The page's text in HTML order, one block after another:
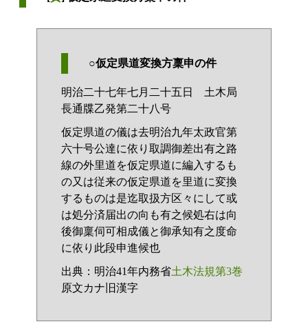
○仮定県道変換方稟申の件
明治二十七年七月二十五日 土木局
長通牒乙発第二十八号
仮定県道の儀は去明治九年太政官第
六十号公達に依り取調御差出有之路
線の外里道を仮定県道に編入するも
の又は従来の仮定県道を里道に変換
するものは是迄取扱方区々にして或
は処分済届出の向も有之候処右は向
後御稟伺可相成儀と御承知有之度命
に依り此段申進候也
出典：明治41年内務省土木法規第3巻
原文カナ旧漢字